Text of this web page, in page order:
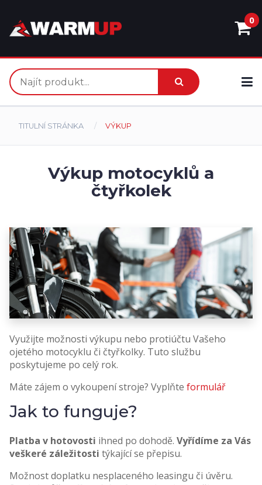
0
TITULNÍ STRÁNKA VÝKUP
Výkup motocyklů a
čtyřkolek
Využijte možnosti výkupu nebo protiúčtu Vašeho
ojetého motocyklu či čtyřkolky. Tuto službu
poskytujeme po celý rok.
Máte zájem o vykoupení stroje? Vyplňte formulář
Jak to funguje?
Platba v hotovosti ihned po dohodě. Vyřídíme za Vás
veškeré záležitosti týkající se přepisu.
Možnost doplatku nesplaceného leasingu či úvěru.